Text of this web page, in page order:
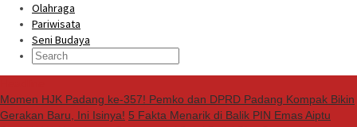
Olahraga
Pariwisata
Seni Budaya
Momen HJK Padang ke-357! Pemko dan DPRD Padang Kompak Bikin
Gerakan Baru, Ini Isinya! 5 Fakta Menarik di Balik PIN Emas Aiptu